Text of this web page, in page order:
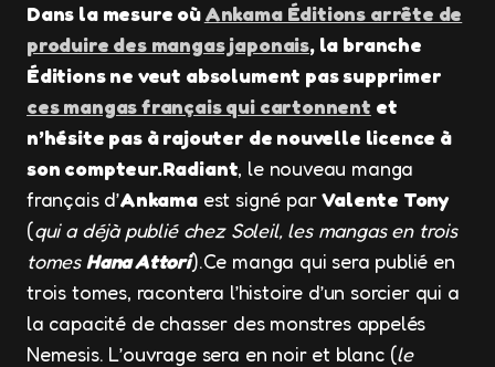
Dans la mesure oùAnkama Éditions arrête de
produire des mangas japonais, la branche
Éditions ne veut absolument pas supprimer
ces mangas français qui cartonnent et
n’hésite pas à rajouter de nouvelle licence à
son compteur.Radiant, le nouveau manga
français d’Ankamaest signé parValente Tony
(qui a déjà publié chez Soleil, les mangas en trois
tomesHana Attori).Ce manga qui sera publié en
trois tomes, racontera l’histoire d’un sorcier qui a
la capacité de chasser des monstres appelés
Nemesis. L’ouvrage sera en noir et blanc (le